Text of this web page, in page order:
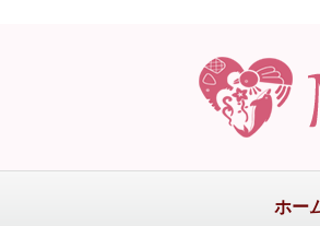
ホー